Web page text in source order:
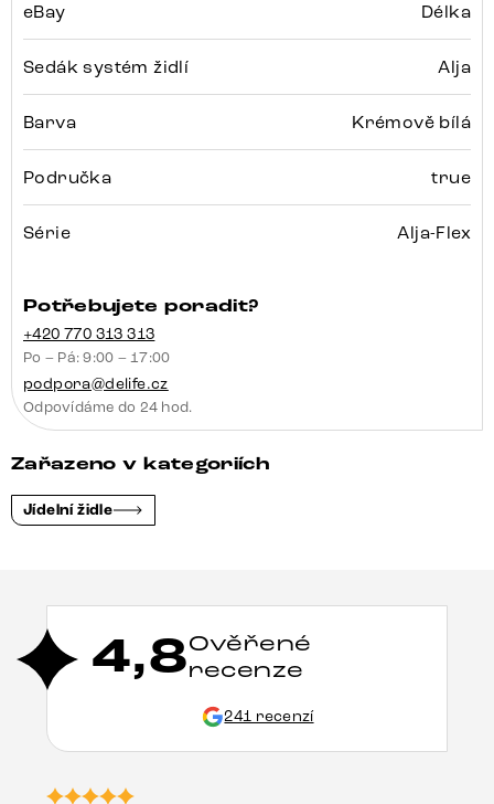
eBay Délka
Sedák systém židlí Alja
Barva Krémově bílá
Područka true
Série Alja-Flex
Potřebujete poradit?
+420 770 313 313
Po – Pá: 9:00 – 17:00
podpora@delife.cz
Odpovídáme do 24 hod.
Zařazeno v kategoriích
Jídelní židle
4,8Ověřené
recenze
241 recenzí